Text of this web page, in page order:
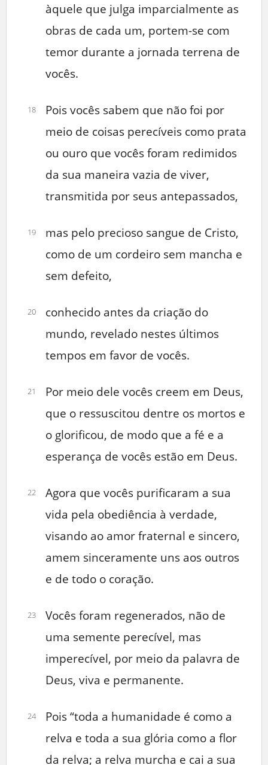
àquele que julga imparcialmente as
obras de cada um, portem-se com
temor durante a jornada terrena de
vocês.
18
Pois vocês sabem que não foi por
meio de coisas perecíveis como prata
ou ouro que vocês foram redimidos
da sua maneira vazia de viver,
transmitida por seus antepassados,
19
mas pelo precioso sangue de Cristo,
como de um cordeiro sem mancha e
sem defeito,
20
conhecido antes da criação do
mundo, revelado nestes últimos
tempos em favor de vocês.
21
Por meio dele vocês creem em Deus,
que o ressuscitou dentre os mortos e
o glorificou, de modo que a fé e a
esperança de vocês estão em Deus.
22
Agora que vocês purificaram a sua
vida pela obediência à verdade,
visando ao amor fraternal e sincero,
amem sinceramente uns aos outros
e de todo o coração.
23
Vocês foram regenerados, não de
uma semente perecível, mas
imperecível, por meio da palavra de
Deus, viva e permanente.
24
Pois “toda a humanidade é como a
relva e toda a sua glória como a flor
da relva; a relva murcha e cai a sua